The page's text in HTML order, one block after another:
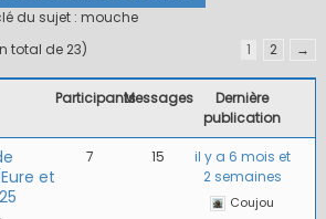
du sujet : mouche
total de 23)
1 2 →
ParticipantsMessages
Dernière
publication
et
7 15
il y a 6 mois et
2 semaines
Coujou